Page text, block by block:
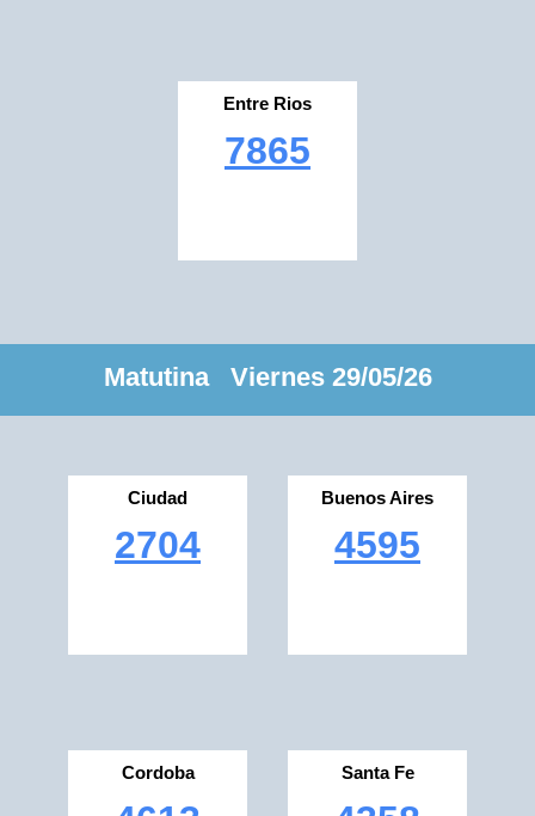
Entre Rios
7865
Matutina Viernes 29/05/26
Ciudad
2704
Buenos Aires
4595
Cordoba Santa Fe